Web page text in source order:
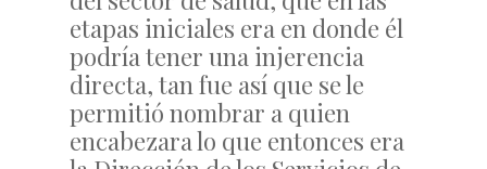
etapas iniciales era en donde él
podría tener una injerencia
directa, tan fue así que se le
permitió nombrar a quien
encabezara lo que entonces era